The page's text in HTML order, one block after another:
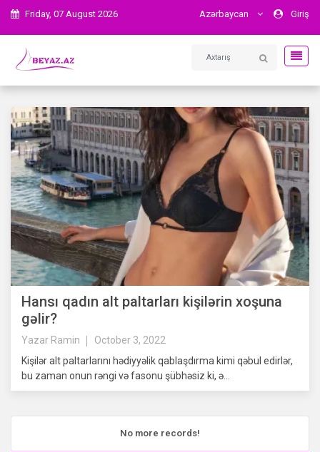
Friday, 07 August 2026 Azərbaycan Giriş
Hansı qadın alt paltarları kişilərin xoşuna
gəlir?
Yazar Ramin
October 3, 2022
Kişilər alt paltarlarını hədiyyəlik qablaşdırma kimi qəbul edirlər,
bu zaman onun rəngi və fasonu şübhəsiz ki, ə...
No more records!